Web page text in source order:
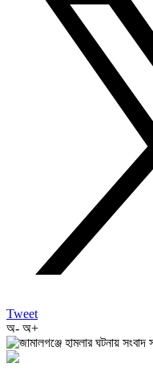
Tweet
অ- অ+